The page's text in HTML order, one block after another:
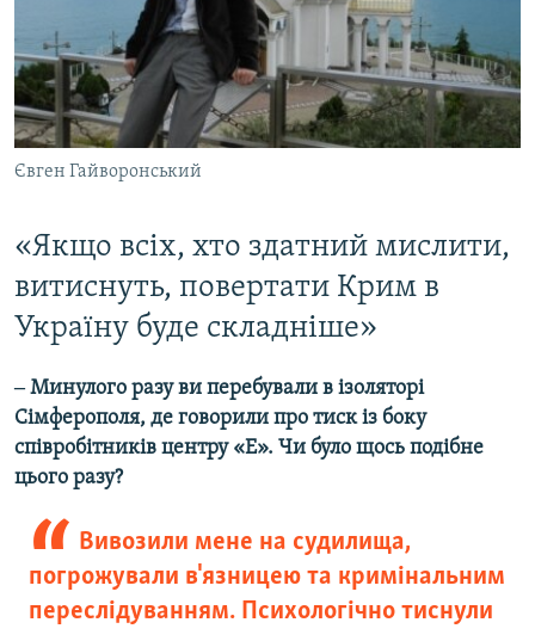
Євген Гайворонський
«Якщо всіх, хто здатний мислити,
витиснуть, повертати Крим в
Україну буде складніше»
‒ Минулого разу ви перебували в ізоляторі
Сімферополя, де говорили про тиск із боку
співробітників центру «Е». Чи було щось подібне
цього разу?
Вивозили мене на судилища,
погрожували в'язницею та кримінальним
переслідуванням. Психологічно тиснули